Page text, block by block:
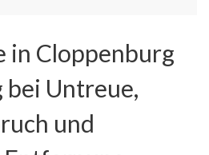
in Cloppenburg
bei Untreue,
und